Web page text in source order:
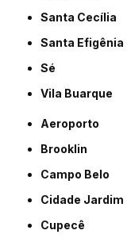
Santa Cecília
Santa Efigênia
Sé
Vila Buarque
Aeroporto
Brooklin
Campo Belo
Cidade Jardim
Cupecê